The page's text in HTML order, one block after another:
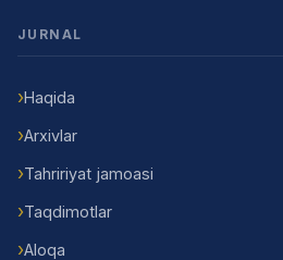
JURNAL
Haqida
Arxivlar
Tahririyat jamoasi
Taqdimotlar
Aloqa